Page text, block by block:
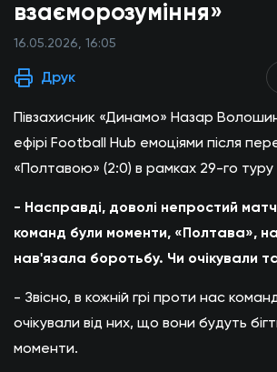
взаєморозуміння»
16.05.2026, 16:05
Друк
Півзахисник «Динамо» Назар
ефірі Football Hub емоціями після
«Полтавою» (2:0) в рамках 29-го
- Насправді, доволі непростий
команд були моменти, «Полтава»,
нав'язала боротьбу. Чи очікували
- Звісно, в кожній грі проти нас
очікували від них, що вони будуть
моменти.